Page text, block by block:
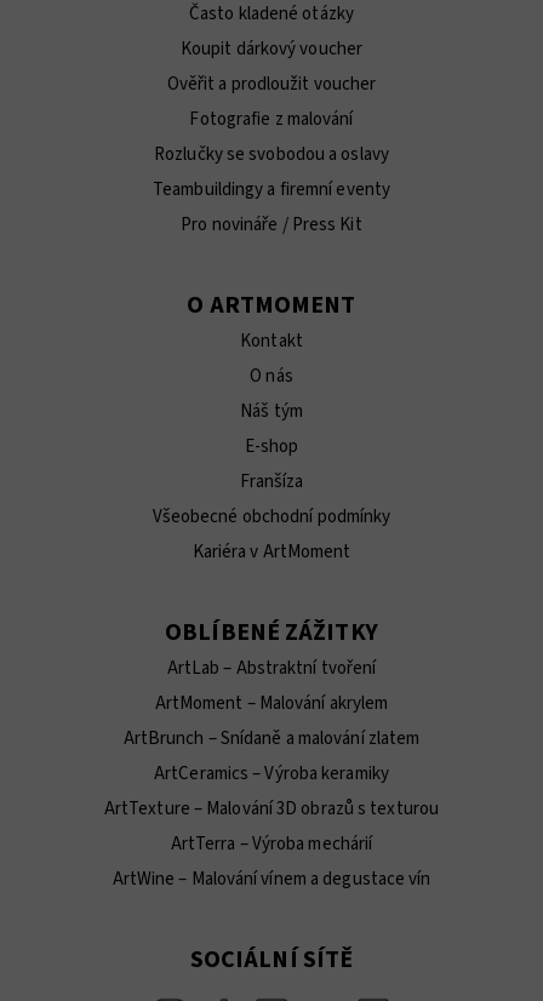
Často kladené otázky
Koupit dárkový voucher
Ověřit a prodloužit voucher
Fotografie z malování
Rozlučky se svobodou a oslavy
Teambuildingy a firemní eventy
Pro novináře / Press Kit
O ARTMOMENT
Kontakt
O nás
Náš tým
E-shop
Franšíza
Všeobecné obchodní podmínky
Kariéra v ArtMoment
OBLÍBENÉ ZÁŽITKY
ArtLab – Abstraktní tvoření
ArtMoment – Malování akrylem
ArtBrunch – Snídaně a malování zlatem
ArtCeramics – Výroba keramiky
ArtTexture – Malování 3D obrazů s texturou
ArtTerra – Výroba mechárií
ArtWine – Malování vínem a degustace vín
SOCIÁLNÍ SÍTĚ